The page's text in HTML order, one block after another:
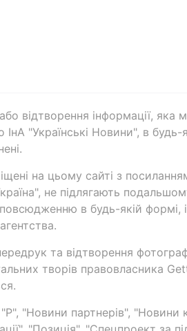
відтворення інформації, яка
ІнА "Українські Новини", в
на цьому сайті з
не підлягають
в будь-якій формі,
та відтворення
творів правовласника
"Новини партнерів", "Новини